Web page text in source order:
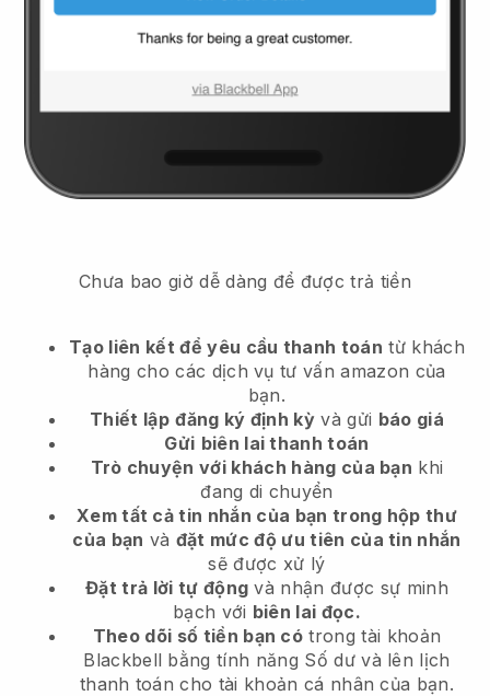
Chưa bao giờ dễ dàng để được trả tiền
Tạo liên kết để yêu cầu thanh toán từ khách
hàngcho các dịch vụ tư vấn amazon của
bạn.
Thiết lập đăng ký định kỳ và gửi báo giá
Gửi biên lai thanh toán
Trò chuyện với khách hàng của bạn khi
đang di chuyển
Xem tất cả tin nhắn của bạn trong hộp thư
của bạn và đặt mức độ ưu tiên của tin nhắn
sẽ được xử lý
Đặt trả lời tự động và nhận được sự minh
bạch với biên lai đọc.
Theo dõi số tiền bạn có trong tài khoản
Blackbell bằng tính năng Số dư và lên lịch
thanh toán cho tài khoản cá nhân của bạn.